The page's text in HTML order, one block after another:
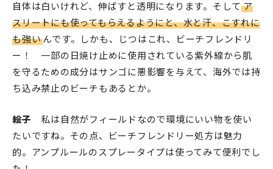
自体は白いけれど、伸ばすと透明になります。そして ア
スリートにも使ってもらえるようにと、水と汗、こすれに
も強いんです。しかも、じつはこれ、ビーチフレンドリ
ー！ 一部の日焼け止めに使用されている紫外線から肌
を守るための成分はサンゴに悪影響を与えて、海外では持
ち込み禁止のビーチもあるとか。
絵子 私は自然がフィールドなので環境にいい物を使い
たいですね。その点、ビーチフレンドリー処方は魅力
的。アンプルールのスプレータイプは使ってみて便利でし